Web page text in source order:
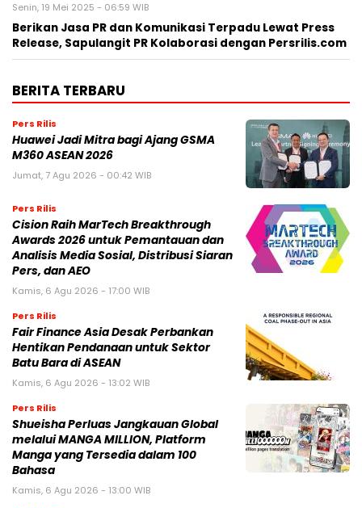
Senin, 19 Mei 2025 - 06:59 WIB
Berikan Jasa PR dan Komunikasi Terpadu Lewat Press
Release, Sapulangit PR Kolaborasi dengan Persrilis.com
BERITA TERBARU
Pers Rilis
Huawei Jadi Mitra bagi Ajang GSMA
M360 ASEAN 2026
Jumat, 7 Agu 2026 - 00:42 WIB
Pers Rilis
Cision Raih MarTech Breakthrough
Awards 2026 untuk Pemantauan dan
Analisis Media Sosial, Distribusi Siaran
Pers, dan AEO
Kamis, 6 Agu 2026 - 17:00 WIB
Pers Rilis
Fair Finance Asia Desak Perbankan
Hentikan Pendanaan untuk Sektor
Batu Bara di ASEAN
Kamis, 6 Agu 2026 - 13:02 WIB
Pers Rilis
Shueisha Perluas Jangkauan Global
melalui MANGA MILLION, Platform
Manga yang Tersedia dalam 100
Bahasa
Kamis, 6 Agu 2026 - 13:00 WIB